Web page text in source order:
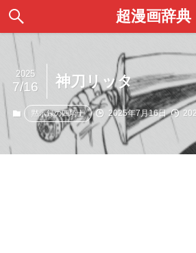
超漫画辞典
神刀リッタ
2025
7/16
黙示録の四騎士 2025年7月16日